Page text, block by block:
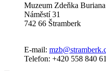
Muzeum Zdeňka Buriana
Náměstí 31
742 66 Štramberk
E-mail:
Telefon: +420 558 840